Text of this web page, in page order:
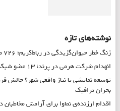
نوشته‌های تازه
زنگ خطر حیوان‌گزیدگی در رباط‌کریم؛ ۷۲۶ مورد در سه‌ماه
انهدام شرکت هرمی در پرند؛ ۱۳ عضو شبکه دستگیر شدند
توسعه نمایشی یا نیاز واقعی شهر؟ چالش
بحران ترافیک
اقدام ارزنده‌ی نماوا برای آرامش مخاطبان